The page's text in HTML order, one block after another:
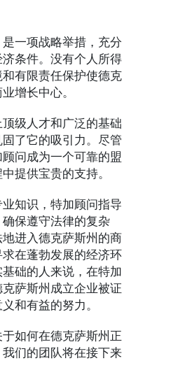
一项战略举措，充分
条件。没有个人所得
有限责任保护使德克
增长中心。
级人才和广泛的基础
了它的吸引力。尽管
问成为一个可靠的盟
提供宝贵的支持。
知识，特加顾问指导
保遵守法律的复杂
进入德克萨斯州的商
在蓬勃发展的经济环
础的人来说，在特加
萨斯州成立企业被证
和有益的努力。
如何在德克萨斯州正
们的团队将在接下来